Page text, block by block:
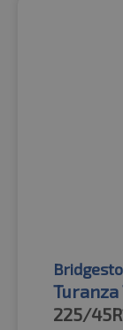
Turanza
225/